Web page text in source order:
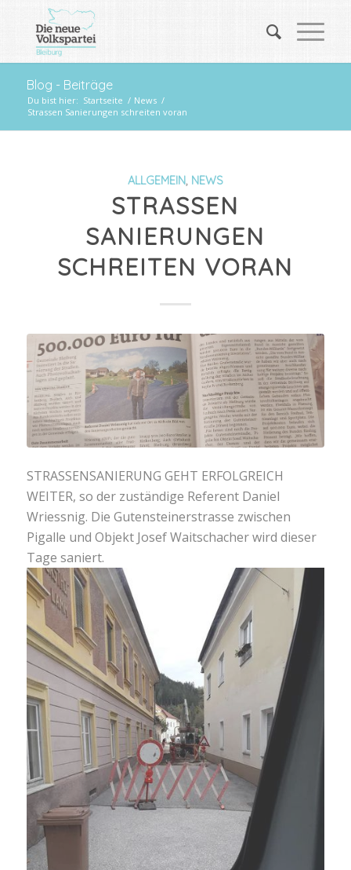
Blog - Beiträge
Du bist hier: Startseite / News /
Strassen Sanierungen schreiten voran
ALLGEMEIN, NEWS
STRASSEN
SANIERUNGEN
SCHREITEN VORAN
STRASSENSANIERUNG GEHT ERFOLGREICH
WEITER, so der zuständige Referent Daniel
Wriessnig. Die Gutensteinerstrasse zwischen
Pigalle und Objekt Josef Waitschacher wird dieser
Tage saniert.